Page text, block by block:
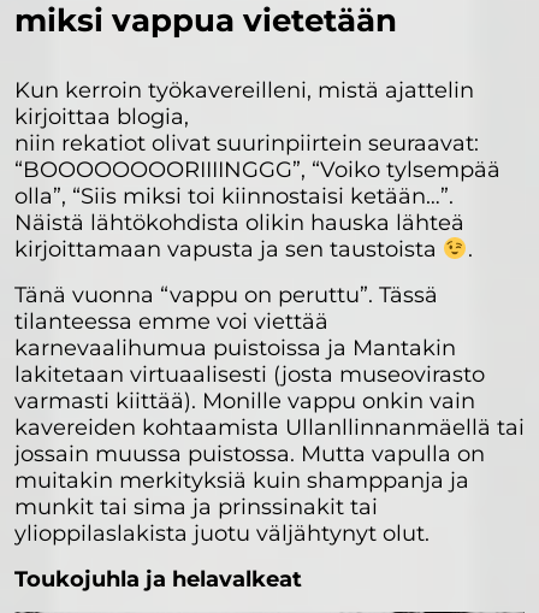
miksi vappua vietetään
Kun kerroin työkavereilleni, mistä ajattelin
kirjoittaa blogia,
niin rekatiot olivat suurinpiirtein seuraavat:
“BOOOOOOOORIIIINGGG”, “Voiko tylsempää
olla”, “Siis miksi toi kiinnostaisi ketään…”.
Näistä lähtökohdista olikin hauska lähteä
kirjoittamaan vapusta ja sen taustoista
.
Tänä vuonna “vappu on peruttu”. Tässä
tilanteessa emme voi viettää
karnevaalihumua puistoissa ja Mantakin
lakitetaan virtuaalisesti (josta museovirasto
varmasti kiittää). Monille vappu onkin vain
kavereiden kohtaamista Ullanllinnanmäellä tai
jossain muussa puistossa. Mutta vapulla on
muitakin merkityksiä kuin shamppanja ja
munkit tai sima ja prinssinakit tai
ylioppilaslakista juotu väljähtynyt olut.
Toukojuhla ja helavalkeat